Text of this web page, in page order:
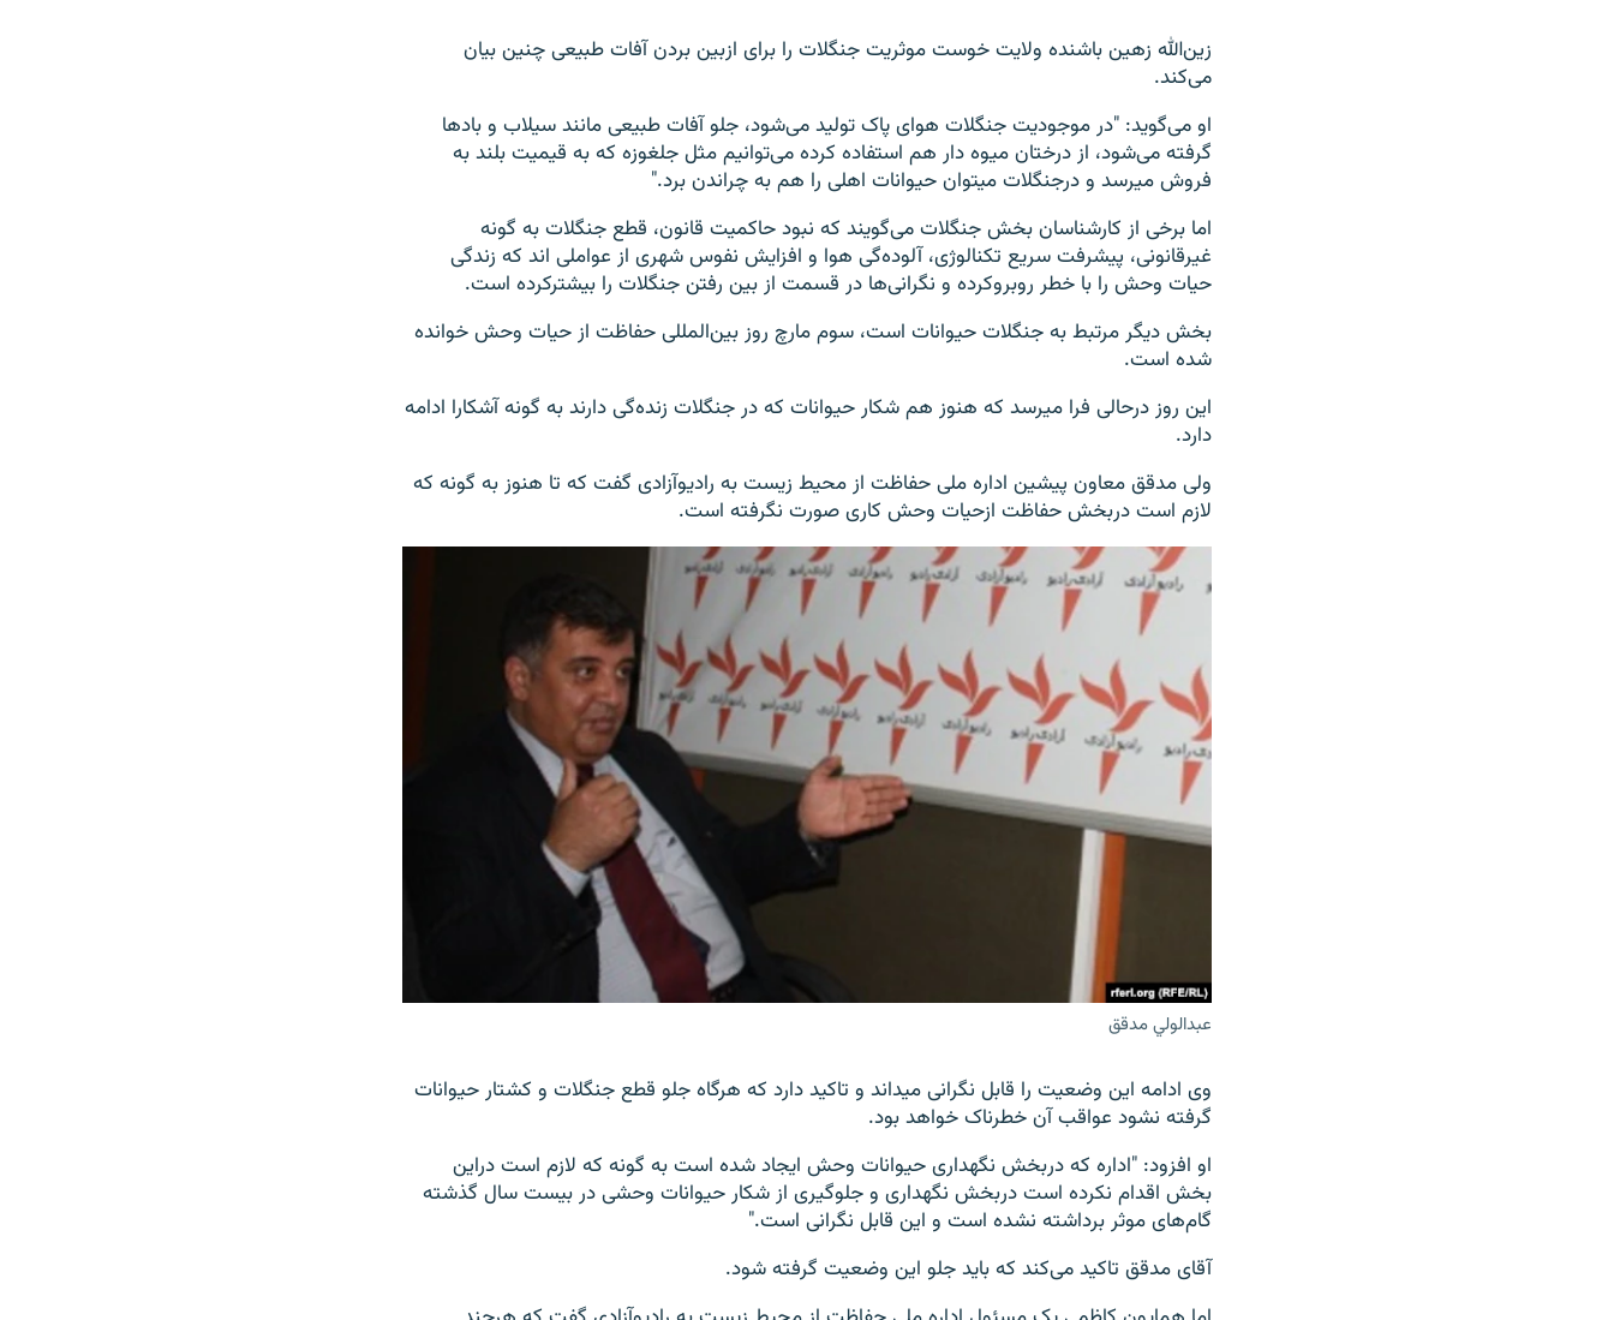
زین‌الله زهین باشنده ولایت خوست موثریت جنگلات را برای ازبین بردن آفات طبیعی چنین بیان
می‌کند.
او می‌گوید: "در موجودیت جنگلات هوای پاک تولید می‌شود، جلو آفات طبیعی مانند سیلاب و بادها
گرفته می‌شود، از درختان میوه دار هم استفاده کرده می‌توانیم مثل جلغوزه که به قیمیت بلند به
فروش میرسد و درجنگلات میتوان حیوانات اهلی را هم به چراندن برد."
اما برخی از کارشناسان بخش جنگلات می‌گویند که نبود حاکمیت قانون، قطع جنگلات به گونه
غیرقانونی، پیشرفت سریع تکنالوژی، آلوده‌گی هوا و افزایش نفوس شهری از عواملی اند که زندگی
حیات وحش را با خطر روبروکرده و نگرانی‌ها در قسمت از بین رفتن جنگلات را بیشترکرده است.
بخش دیگر مرتبط به جنگلات حیوانات است، سوم مارچ روز بین‌المللی حفاظت از حیات وحش خوانده
شده است.
این روز درحالی فرا میرسد که هنوز هم شکار حیوانات که در جنگلات زنده‌گی دارند به گونه آشکارا ادامه
دارد.
ولی مدقق معاون پیشین اداره ملی حفاظت از محیط زیست به رادیوآزادی گفت که تا هنوز به گونه که
لازم است دربخش حفاظت ازحیات وحش کاری صورت نگرفته است.
عبدالولي مدقق
وی ادامه این وضعیت را قابل نگرانی میداند و تاکید دارد که هرگاه جلو قطع جنگلات و کشتار حیوانات
گرفته نشود عواقب آن خطرناک خواهد بود.
او افزود: "اداره که دربخش نگهداری حیوانات وحش ایجاد شده است به گونه که لازم است دراین
بخش اقدام نکرده است دربخش نگهداری و جلوگیری از شکار حیوانات وحشی در بیست سال گذشته
گام‌های موثر برداشته نشده است و این قابل نگرانی است."
آقای مدقق تاکید می‌کند که باید جلو این وضعیت گرفته شود.